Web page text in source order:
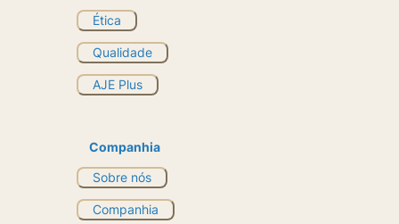
Ética
Qualidade
AJE Plus
Companhia
Sobre nós
Companhia